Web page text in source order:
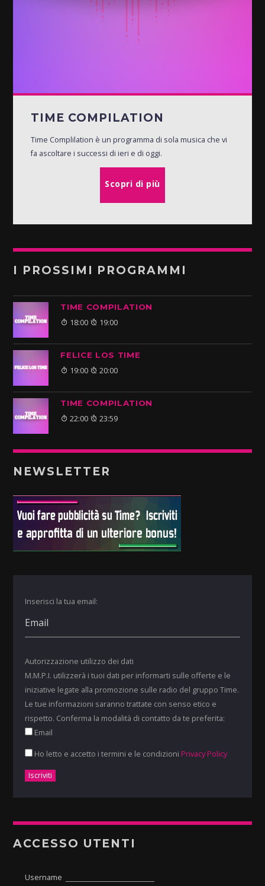
TIME COMPILATION
Time Complilation è un programma di sola musica che vi
fa ascoltare i successi di ieri e di oggi.
Scopri di più
I PROSSIMI PROGRAMMI
TIME COMPILATION
18:00 19:00
FELICE LOS TIME
19:00 20:00
TIME COMPILATION
22:00 23:59
NEWSLETTER
Inserisci la tua email:
Autorizzazione utilizzo dei dati
M.M.P.I. utilizzerà i tuoi dati per informarti sulle offerte e le
iniziative legate alla promozione sulle radio del gruppo Time.
Le tue informazioni saranno trattate con senso etico e
rispetto. Conferma la modalità di contatto da te preferita:
Email
Ho letto e accetto i termini e le condizioni Privacy Policy
ACCESSO UTENTI
Username